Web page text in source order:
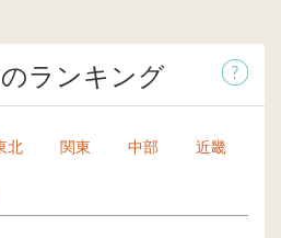
ランキング
北 関東 中部 近畿